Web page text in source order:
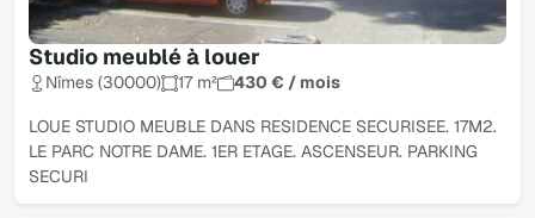
Studio meublé à louer
Nîmes (30000) 17 m² 430 € / mois
LOUE STUDIO MEUBLE DANS RESIDENCE SECURISEE. 17M2.
LE PARC NOTRE DAME. 1ER ETAGE. ASCENSEUR. PARKING
SECURI